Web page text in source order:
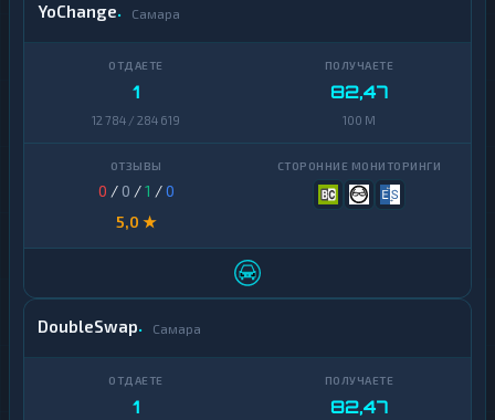
YoChange Самара
1
12 784 / 284 619
82,47
100 M
0 / 0 /1 /0
5,0 ★
DoubleSwap Самара
1 82,47